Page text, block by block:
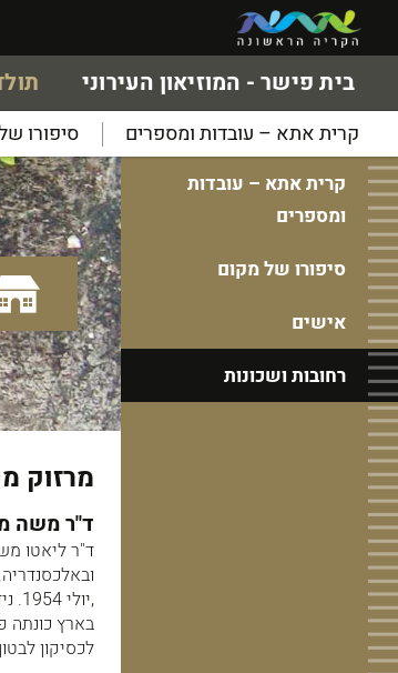
בית פישר - המוזיאון העירוני
קרית אתא – עובדות ומספרים סיפורו
קרית אתא – עובדות
ומספרים
סיפורו של מקום
אישים
רחובות ושכונות
מרזוק
ד"ר משה מרזוק 1955- 1926
בארץ
לכסיקון לבטון